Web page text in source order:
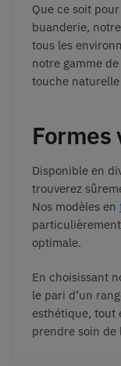
Que ce soit
buanderie,
tous les
notre gamme de
touche
Formes
Disponible en
trouverez
Nos modèles en
optimale.
En choisissant
le pari d’un
esthétique, tout
prendre soin de